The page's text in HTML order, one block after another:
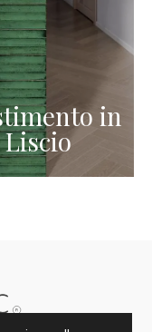
in
Liscio